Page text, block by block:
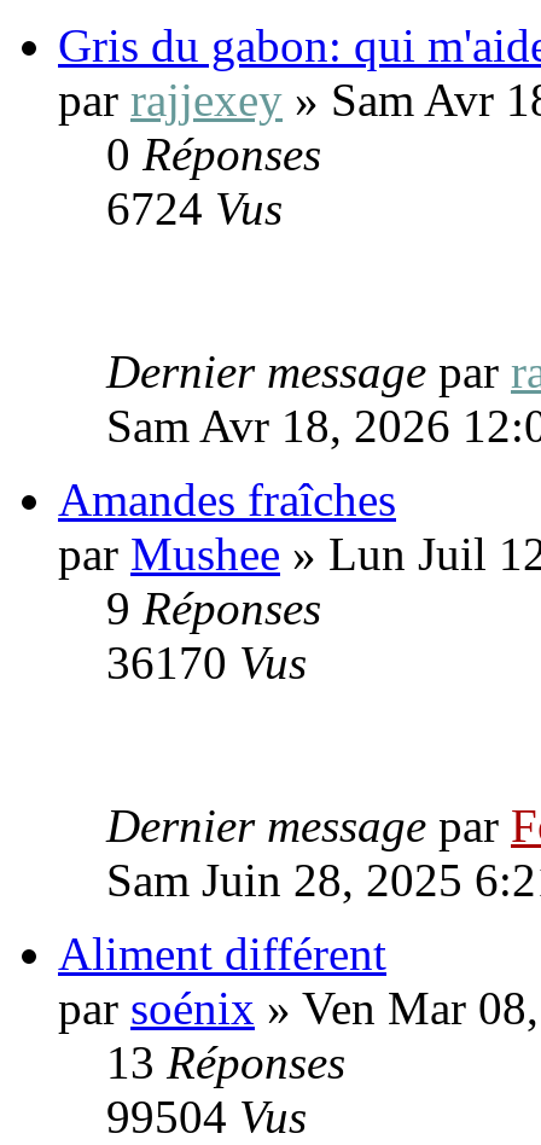
Gris du gabon: qui
par rajjexey » Sam Avr
0 Réponses
6724 Vus
Dernier message par
Sam Avr 18, 2026
Amandes fraîches
par Mushee » Lun Juil
9 Réponses
36170 Vus
Dernier message par
Sam Juin 28, 2025
Aliment différent
par soénix » Ven Mar
13 Réponses
99504 Vus